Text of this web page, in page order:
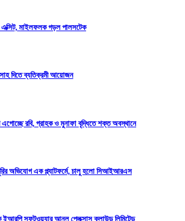
এক্সিট, মাইলফলক গড়ল পালসটেক
দিতে ব্যতিক্রমী আয়োজন
রবি, গ্রাহক ও মুনাফা বৃদ্ধিতে শক্ত অবস্থানে
অভিযোগ এক প্ল্যাটফর্মে, চালু হলো সিআইআরএস
সফটওয়্যার আনল প্লেক্সাস ক্লাউড লিমিটেড